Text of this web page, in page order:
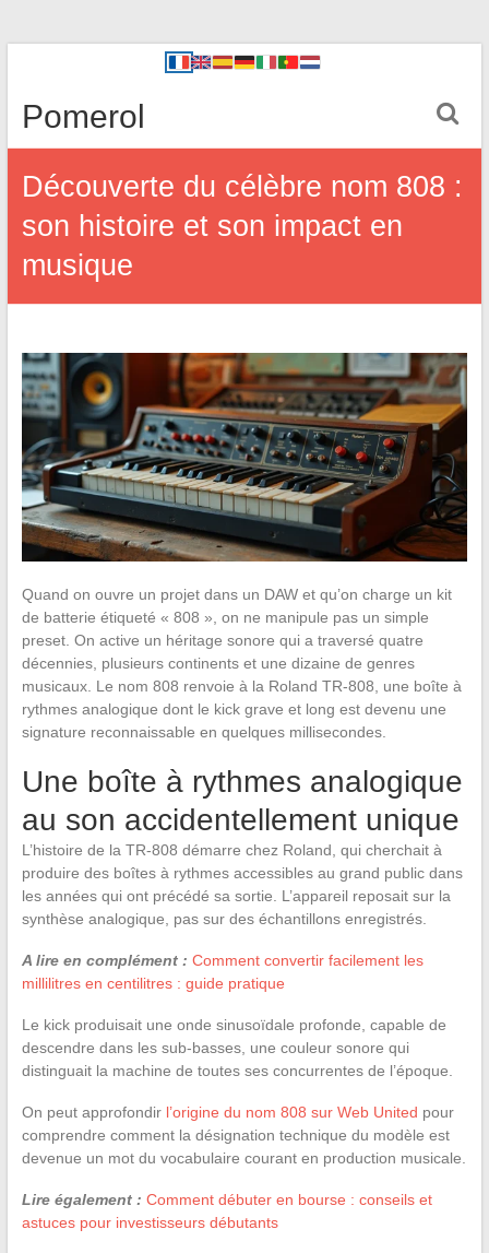
Pomerol
Découverte du célèbre nom 808 :
son histoire et son impact en
musique
Quand on ouvre un projet dans un DAW et qu’on charge un kit
de batterie étiqueté « 808 », on ne manipule pas un simple
preset. On active un héritage sonore qui a traversé quatre
décennies, plusieurs continents et une dizaine de genres
musicaux. Le nom 808 renvoie à la Roland TR-808, une boîte à
rythmes analogique dont le kick grave et long est devenu une
signature reconnaissable en quelques millisecondes.
Une boîte à rythmes analogique
au son accidentellement unique
L’histoire de la TR-808 démarre chez Roland, qui cherchait à
produire des boîtes à rythmes accessibles au grand public dans
les années qui ont précédé sa sortie. L’appareil reposait sur la
synthèse analogique, pas sur des échantillons enregistrés.
A lire en complément : Comment convertir facilement les
millilitres en centilitres : guide pratique
Le kick produisait une onde sinusoïdale profonde, capable de
descendre dans les sub-basses, une couleur sonore qui
distinguait la machine de toutes ses concurrentes de l’époque.
On peut approfondir l’origine du nom 808 sur Web United pour
comprendre comment la désignation technique du modèle est
devenue un mot du vocabulaire courant en production musicale.
Lire également : Comment débuter en bourse : conseils et
astuces pour investisseurs débutants